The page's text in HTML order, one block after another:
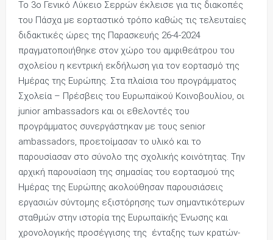
Το 3ο Γενικό Λύκειο Σερρών έκλεισε για τις διακοπές
του Πάσχα με εορταστικό τρόπο καθώς τις τελευταίες
διδακτικές ώρες της Παρασκευής 26-4-2024
πραγματοποιήθηκε στον χώρο του αμφιθεάτρου του
σχολείου η κεντρική εκδήλωση για τον εορτασμό της
Ημέρας της Ευρώπης. Στα πλαίσια του προγράμματος
Σχολεία – Πρέσβεις του Ευρωπαϊκού Κοινοβουλίου, οι
junior ambassadors και οι εθελοντές του
προγράμματος συνεργάστηκαν με τους senior
ambassadors, προετοίμασαν το υλικό και το
παρουσίασαν στο σύνολο της σχολικής κοινότητας. Την
αρχική παρουσίαση της σημασίας του εορτασμού της
Ημέρας της Ευρώπης ακολούθησαν παρουσιάσεις
εργασιών σύντομης εξιστόρησης των σημαντικότερων
σταθμών στην ιστορία της Ευρωπαϊκής Ένωσης και
χρονολογικής προσέγγισης της ένταξης των κρατών-